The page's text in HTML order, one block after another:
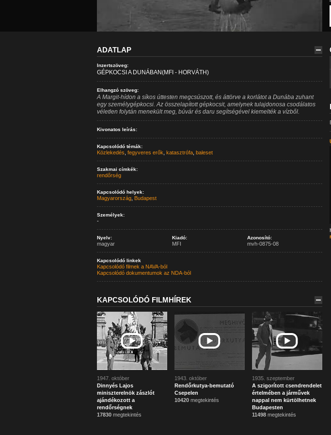
ADATLAP
Inzertszöveg:
GÉPKOCSI A DUNÁBAN(MFI - HORVÁTH)
Elhangzó szöveg:
A Margit-hídon a síkos úttesten megcsúszott, és áttörve a korlátot a Dunába zuhant
egy személygépkocsi. Az összelapított gépkocsit, amelynek tulajdonosa csodálatos
véletlen folytán menekült meg, búvár és daru segítségével kiemelték a vízből.
Kivonatos leírás:
Kapcsolódó témák:
Közlekedés fegyveres erők katasztrófa, baleset
Szakmai címkék:
rendőrség
Kapcsolódó helyek:
Magyarország, Budapest
Személyek:
-
Nyelv:
magyar
Kiadó:
MFI
Azonosító:
mvh-0875-08
Kapcsolódó linkek
Kapcsolódó filmek a NAVA-ból
Kapcsolódó dokumentumok az NDA-ból
KAPCSOLÓDÓ FILMHÍREK
1947. október
Dinnyés Lajos
miniszterelnök zászlót
ajándékozott a
rendőrségnek
17830megtekintés
1943. október
Rendőrkutya-bemutató
Csepelen
10420megtekintés
1935. szeptember
A szigorított csendrendelet
értelmében a járművek
nappal nem kürtölhetnek
Budapesten
11498megtekintés